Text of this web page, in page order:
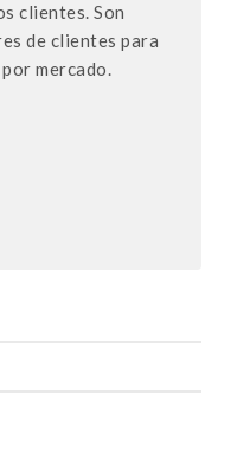
clientes. Son
de clientes para
mercado.